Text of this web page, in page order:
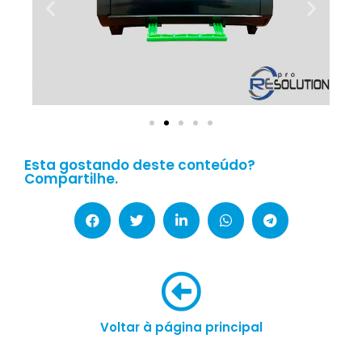
Esta gostando deste conteúdo?
Compartilhe.
Voltar à página principal